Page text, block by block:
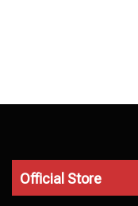
Official Store